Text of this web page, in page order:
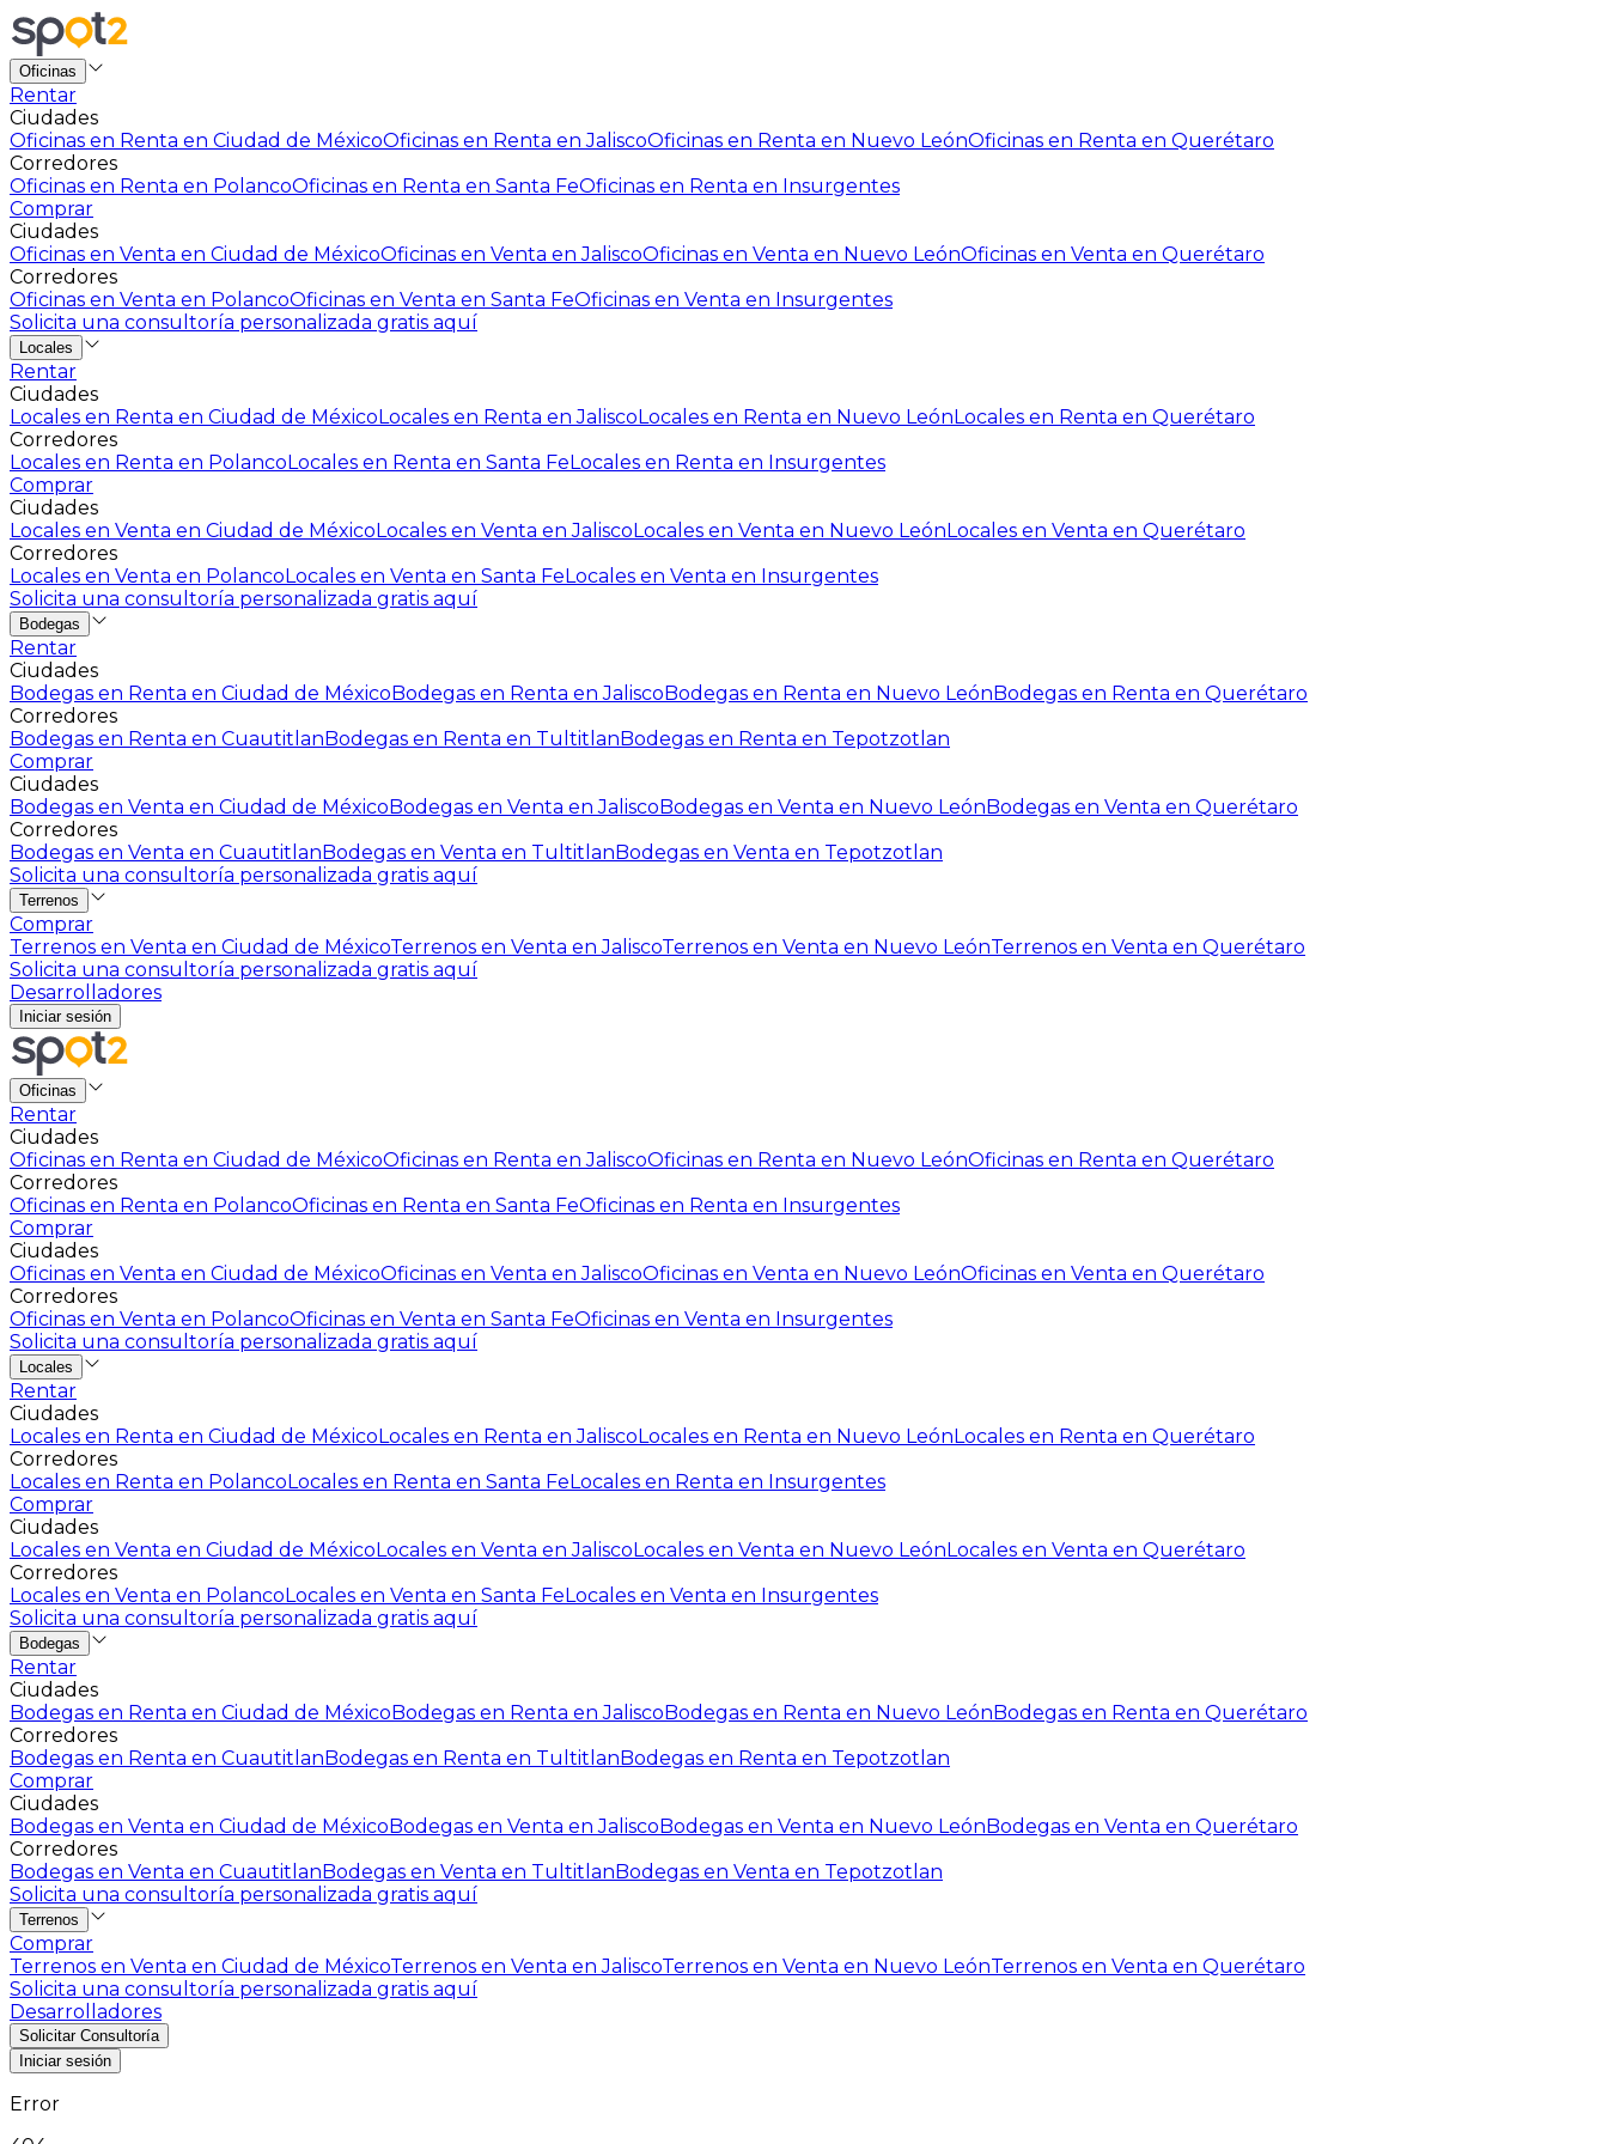
Oficinas
Rentar
Ciudades
Oficinas en Renta en Ciudad de MéxicoOficinas en Renta en JaliscoOficinas en Renta en Nuevo LeónOficinas en Renta en Querétaro
Corredores
Oficinas en Renta en PolancoOficinas en Renta en Santa FeOficinas en Renta en Insurgentes
Comprar
Ciudades
Oficinas en Venta en Ciudad de MéxicoOficinas en Venta en JaliscoOficinas en Venta en Nuevo LeónOficinas en Venta en Querétaro
Corredores
Oficinas en Venta en PolancoOficinas en Venta en Santa FeOficinas en Venta en Insurgentes
Solicita una consultoría personalizada gratis aquí
Locales
Rentar
Ciudades
Locales en Renta en Ciudad de MéxicoLocales en Renta en JaliscoLocales en Renta en Nuevo LeónLocales en Renta en Querétaro
Corredores
Locales en Renta en PolancoLocales en Renta en Santa FeLocales en Renta en Insurgentes
Comprar
Ciudades
Locales en Venta en Ciudad de MéxicoLocales en Venta en JaliscoLocales en Venta en Nuevo LeónLocales en Venta en Querétaro
Corredores
Locales en Venta en PolancoLocales en Venta en Santa FeLocales en Venta en Insurgentes
Solicita una consultoría personalizada gratis aquí
Bodegas
Rentar
Ciudades
Bodegas en Renta en Ciudad de MéxicoBodegas en Renta en JaliscoBodegas en Renta en Nuevo LeónBodegas en Renta en Querétaro
Corredores
Bodegas en Renta en CuautitlanBodegas en Renta en TultitlanBodegas en Renta en Tepotzotlan
Comprar
Ciudades
Bodegas en Venta en Ciudad de MéxicoBodegas en Venta en JaliscoBodegas en Venta en Nuevo LeónBodegas en Venta en Querétaro
Corredores
Bodegas en Venta en CuautitlanBodegas en Venta en TultitlanBodegas en Venta en Tepotzotlan
Solicita una consultoría personalizada gratis aquí
Terrenos
Comprar
Terrenos en Venta en Ciudad de MéxicoTerrenos en Venta en JaliscoTerrenos en Venta en Nuevo LeónTerrenos en Venta en Querétaro
Solicita una consultoría personalizada gratis aquí
Desarrolladores
Iniciar sesión
Oficinas
Rentar
Ciudades
Oficinas en Renta en Ciudad de MéxicoOficinas en Renta en JaliscoOficinas en Renta en Nuevo LeónOficinas en Renta en Querétaro
Corredores
Oficinas en Renta en PolancoOficinas en Renta en Santa FeOficinas en Renta en Insurgentes
Comprar
Ciudades
Oficinas en Venta en Ciudad de MéxicoOficinas en Venta en JaliscoOficinas en Venta en Nuevo LeónOficinas en Venta en Querétaro
Corredores
Oficinas en Venta en PolancoOficinas en Venta en Santa FeOficinas en Venta en Insurgentes
Solicita una consultoría personalizada gratis aquí
Locales
Rentar
Ciudades
Locales en Renta en Ciudad de MéxicoLocales en Renta en JaliscoLocales en Renta en Nuevo LeónLocales en Renta en Querétaro
Corredores
Locales en Renta en PolancoLocales en Renta en Santa FeLocales en Renta en Insurgentes
Comprar
Ciudades
Locales en Venta en Ciudad de MéxicoLocales en Venta en JaliscoLocales en Venta en Nuevo LeónLocales en Venta en Querétaro
Corredores
Locales en Venta en PolancoLocales en Venta en Santa FeLocales en Venta en Insurgentes
Solicita una consultoría personalizada gratis aquí
Bodegas
Rentar
Ciudades
Bodegas en Renta en Ciudad de MéxicoBodegas en Renta en JaliscoBodegas en Renta en Nuevo LeónBodegas en Renta en Querétaro
Corredores
Bodegas en Renta en CuautitlanBodegas en Renta en TultitlanBodegas en Renta en Tepotzotlan
Comprar
Ciudades
Bodegas en Venta en Ciudad de MéxicoBodegas en Venta en JaliscoBodegas en Venta en Nuevo LeónBodegas en Venta en Querétaro
Corredores
Bodegas en Venta en CuautitlanBodegas en Venta en TultitlanBodegas en Venta en Tepotzotlan
Solicita una consultoría personalizada gratis aquí
Terrenos
Comprar
Terrenos en Venta en Ciudad de MéxicoTerrenos en Venta en JaliscoTerrenos en Venta en Nuevo LeónTerrenos en Venta en Querétaro
Solicita una consultoría personalizada gratis aquí
Desarrolladores
Solicitar Consultoría
Iniciar sesión
Error